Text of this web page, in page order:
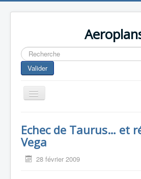
Rechercher
Valider
Toggle
Navigation
Aviation Commerciale
Echec de Taurus… et
Vega
28 février 2009